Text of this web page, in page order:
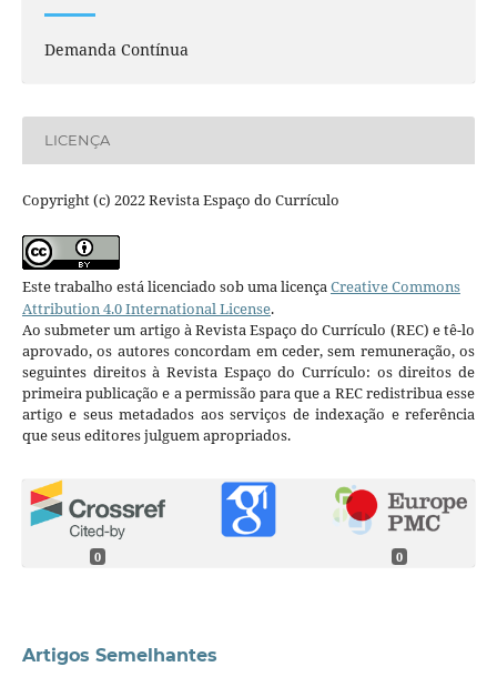
Demanda Contínua
LICENÇA
Copyright (c) 2022 Revista Espaço do Currículo
Este trabalho está licenciado sob uma licençaCreative Commons
Attribution 4.0 International License.
Ao submeter um artigo à Revista Espaço do Currículo (REC) e tê-lo
aprovado, os autores concordam em ceder, sem remuneração, os
seguintes direitos à Revista Espaço do Currículo: os direitos de
primeira publicação e a permissão para que a REC redistribua esse
artigo e seus metadados aos serviços de indexação e referência
que seus editores julguem apropriados.
0 0
Artigos Semelhantes